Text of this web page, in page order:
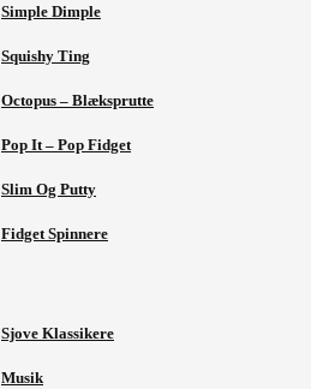
Simple Dimple
Squishy Ting
Octopus – Blæksprutte
Pop It – Pop Fidget
Slim Og Putty
Fidget Spinnere
Sjove Klassikere
Musik